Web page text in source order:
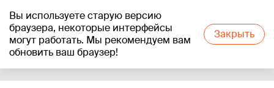
Вы используете старую версию
браузера, некоторые интерфейсы
могут работать. Мы рекомендуем вам
обновить ваш браузер!
Закрыть
+18°C